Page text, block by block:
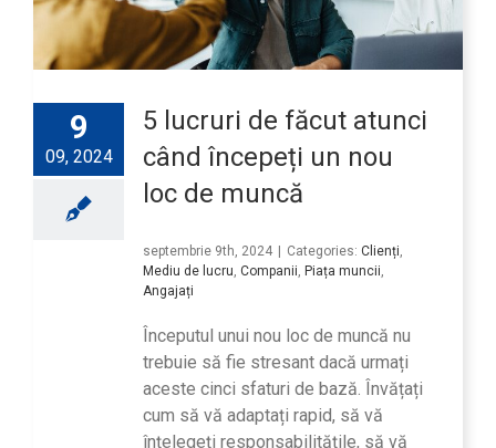
9
09, 2024
5 lucruri de făcut atunci
când începeți un nou
loc de muncă
septembrie 9th, 2024 Categories: Clienți,
Mediu de lucru, Companii, Piața muncii,
Angajați
Începutul unui nou loc de muncă nu
trebuie să fie stresant dacă urmați
aceste cinci sfaturi de bază. Învățați
cum să vă adaptați rapid, să vă
înțelegeți responsabilitățile, să vă